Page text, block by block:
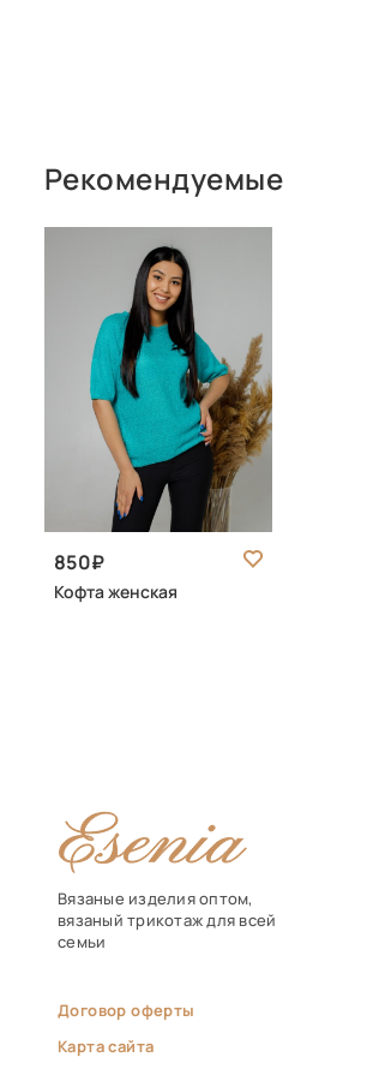
Рекомендуемые
850
Кофта женская
Вязаные изделия оптом,
вязаный трикотаж для всей
семьи
Договор оферты
Карта сайта